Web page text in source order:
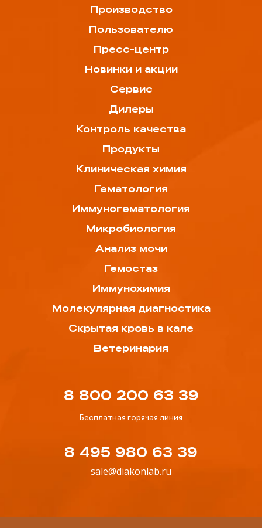
Производство
Пользователю
Пресс-центр
Новинки и акции
Сервис
Дилеры
Контроль качества
Продукты
Клиническая химия
Гематология
Иммуногематология
Микробиология
Анализ мочи
Гемостаз
Иммунохимия
Молекулярная диагностика
Скрытая кровь в кале
Ветеринария
8 800 200 63 39
Бесплатная горячая линия
8 495 980 63 39
sale@diakonlab.ru